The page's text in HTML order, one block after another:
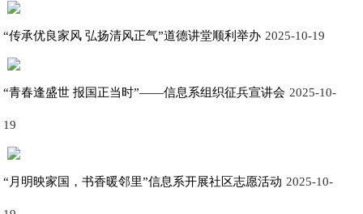
“传承优良家风 弘扬清风正气”道德讲堂顺利举办 2025-10-19
“青春逢盛世 报国正当时”——信息系组织征兵宣讲会 2025-10-
19
“月明映家国，书香暖邻里”信息系开展社区志愿活动 2025-10-